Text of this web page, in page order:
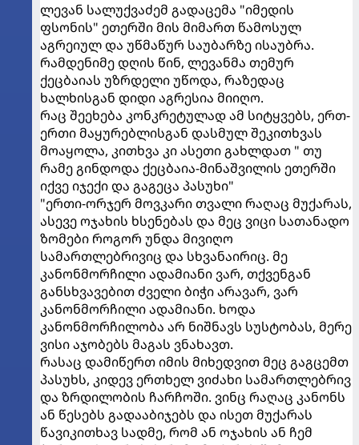
ლევან სალუქვაძემ გადაცემა "იმედის
ფსონის" ეთერში მის მიმართ წამოსულ
აგრეიულ და უწმაწურ საუბარზე ისაუბრა.
რამდენიმე დღის წინ, ლევანმა თემურ
ქეცბაიას უზრდელი უწოდა, რაზედაც
ხალხისგან დიდი აგრესია მიიღო.
რაც შეეხება კონკრეტულად ამ სიტყვებს, ერთ-
ერთი მაყურებლისგან დასმულ შეკითხვას
მოაყოლა, კითხვა კი ასეთი გახლდათ " თუ
რამე გინდოდა ქეცბაია-მინაშვილის ეთერში
იქვე იჯექი და გაგეცა პასუხი"
"ერთი-ორჯერ მოვკარი თვალი რაღაც მუქარას,
ასევე ოჯახის ხსენებას და მეც ვიცი სათანადო
ზომები როგორ უნდა მივიღო
სამართლებრივიც და სხვანაირიც. მე
კანონმორჩილი ადამიანი ვარ, თქვენგან
განსხვავებით ძველი ბიჭი არავარ, ვარ
კანონმორჩილი ადამიანი. ხოდა
კანონმორჩილობა არ ნიშნავს სუსტობას, მერე
ვისი აჯობებს მაგას ვნახავთ.
რასაც დამიწერთ იმის მიხედვით მეც გაგცემთ
პასუხს, კიდევ ერთხელ ვიძახი სამართლებრივ
და ზრდილობის ჩარჩოში. ვინც რაღაც კანონს
ან წესებს გადააბიჯებს და ისეთ მუქარას
წავიკითხავ სადმე, რომ ან ოჯახის ან ჩემ